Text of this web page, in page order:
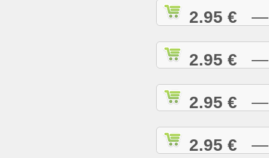
2.95 € —
2.95 € —
2.95 € —
2.95 € —